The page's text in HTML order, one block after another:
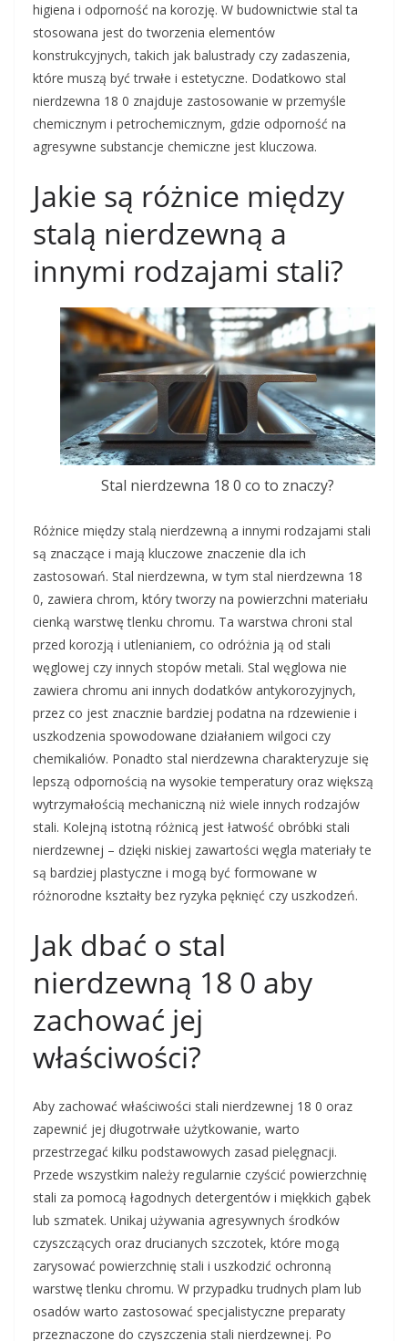
higiena i odporność na korozję. W budownictwie stal ta
stosowana jest do tworzenia elementów
konstrukcyjnych, takich jak balustrady czy zadaszenia,
które muszą być trwałe i estetyczne. Dodatkowo stal
nierdzewna 18 0 znajduje zastosowanie w przemyśle
chemicznym i petrochemicznym, gdzie odporność na
agresywne substancje chemiczne jest kluczowa.
Jakie są różnice między
stalą nierdzewną a
innymi rodzajami stali?
Stal nierdzewna 18 0 co to znaczy?
Różnice między stalą nierdzewną a innymi rodzajami stali
są znaczące i mają kluczowe znaczenie dla ich
zastosowań. Stal nierdzewna, w tym stal nierdzewna 18
0, zawiera chrom, który tworzy na powierzchni materiału
cienką warstwę tlenku chromu. Ta warstwa chroni stal
przed korozją i utlenianiem, co odróżnia ją od stali
węglowej czy innych stopów metali. Stal węglowa nie
zawiera chromu ani innych dodatków antykorozyjnych,
przez co jest znacznie bardziej podatna na rdzewienie i
uszkodzenia spowodowane działaniem wilgoci czy
chemikaliów. Ponadto stal nierdzewna charakteryzuje się
lepszą odpornością na wysokie temperatury oraz większą
wytrzymałością mechaniczną niż wiele innych rodzajów
stali. Kolejną istotną różnicą jest łatwość obróbki stali
nierdzewnej – dzięki niskiej zawartości węgla materiały te
są bardziej plastyczne i mogą być formowane w
różnorodne kształty bez ryzyka pęknięć czy uszkodzeń.
Jak dbać o stal
nierdzewną 18 0 aby
zachować jej
właściwości?
Aby zachować właściwości stali nierdzewnej 18 0 oraz
zapewnić jej długotrwałe użytkowanie, warto
przestrzegać kilku podstawowych zasad pielęgnacji.
Przede wszystkim należy regularnie czyścić powierzchnię
stali za pomocą łagodnych detergentów i miękkich gąbek
lub szmatek. Unikaj używania agresywnych środków
czyszczących oraz drucianych szczotek, które mogą
zarysować powierzchnię stali i uszkodzić ochronną
warstwę tlenku chromu. W przypadku trudnych plam lub
osadów warto zastosować specjalistyczne preparaty
przeznaczone do czyszczenia stali nierdzewnej. Po